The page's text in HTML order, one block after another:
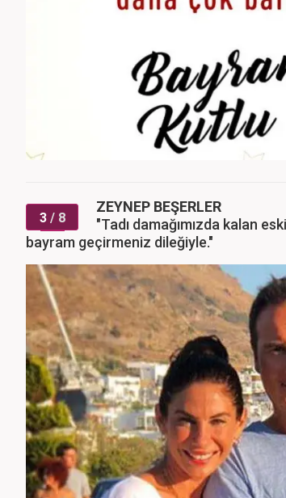
3 / 8
ZEYNEP BEŞERLER
"Tadı damağımızda kalan
bayram geçirmeniz dileğiyle."